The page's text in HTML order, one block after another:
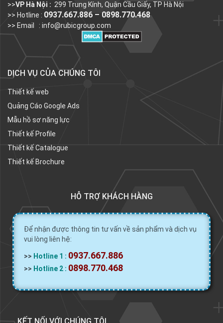
>>VP Hà Nội : 299 Trung Kính, Quận Cầu Giấy, TP Hà Nội
>> Hotline : 0937.667.886 – 0898.770.468
>> Email : info@rubicgroup.com
DỊCH VỤ CỦA CHÚNG TÔI
Thiết kế web
Quảng Cáo Google Ads
Mẫu hồ sơ năng lực
Thiết kế Profile
Thiết kế Catalogue
Thiết kế Brochure
HỖ TRỢ KHÁCH HÀNG
Để nhận được thông tin tư vấn về sản phẩm và dịch vụ
vui lòng liên hệ:
>> Hotline 1 : 0937.667.886
>> Hotline 2 : 0898.770.468